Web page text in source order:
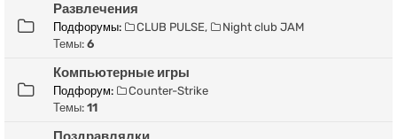
Развлечения
Подфорумы: CLUB PULSE,
Night club JAM
Темы: 6
Компьютерные игры
Подфорум:
Counter-Strike
Темы: 11